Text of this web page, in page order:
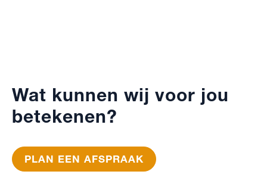
Wat kunnen wij voor jou
betekenen?
PLAN EEN AFSPRAAK